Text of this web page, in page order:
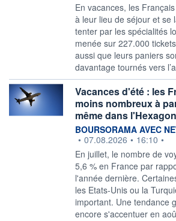
En vacances, les
à leur lieu de séjour et se
tenter par les spécialités
menée sur 227.000
aussi que leurs paniers
davantage tournés vers
Vacances d'été : les
moins nombreux à
même dans
information fournie par
BOURSORAMA AVEC
• 07.08.2026 • 16:10 •
En juillet, le nombre de
5,6 % en France par
l'année dernière.
les Etats-Unis ou la
important. Une tendance
encore s'accentuer en